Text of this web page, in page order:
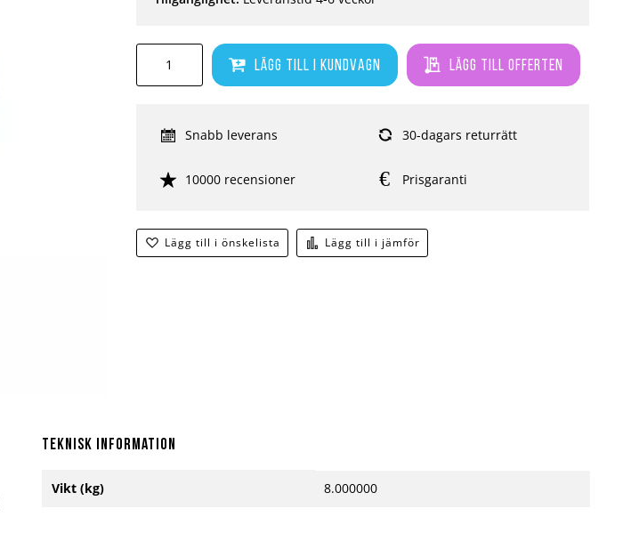
Lägg till i kundvagn Lägg till offerten
Lägg till i önskelista Lägg till i jämför
Snabb leverans 30-dagars returrätt
10000 recensioner Prisgaranti
Teknisk information
information
Vikt (kg) 8.000000